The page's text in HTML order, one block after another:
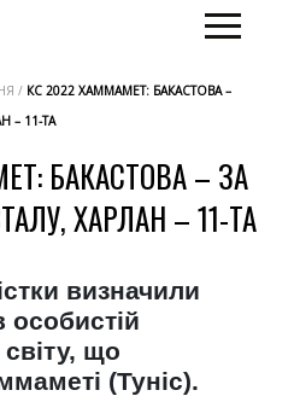
/ КС 2022 ХАММАМЕТ: БАКАСТОВА –
– 11-ТА
БАКАСТОВА – ЗА
ХАРЛАН – 11-ТА
визначили
що
(Туніс).